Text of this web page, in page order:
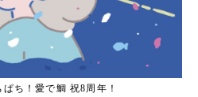
ち！愛で鯛 祝8周年！